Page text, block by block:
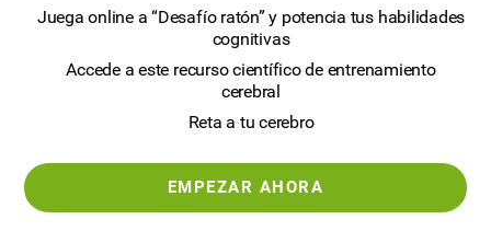
Juega online a “Desafío ratón” y potencia tus habilidades
cognitivas
Accede a este recurso científico de entrenamiento
cerebral
Reta a tu cerebro
EMPEZAR AHORA